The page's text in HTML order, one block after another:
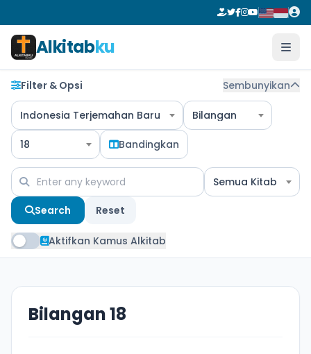
Alkitabku
Filter & Opsi Sembunyikan
Indonesia Terjemahan Baru Bilangan
18 Bandingkan
Semua Kitab
Search Reset
Aktifkan Kamus Alkitab
Bilangan 18